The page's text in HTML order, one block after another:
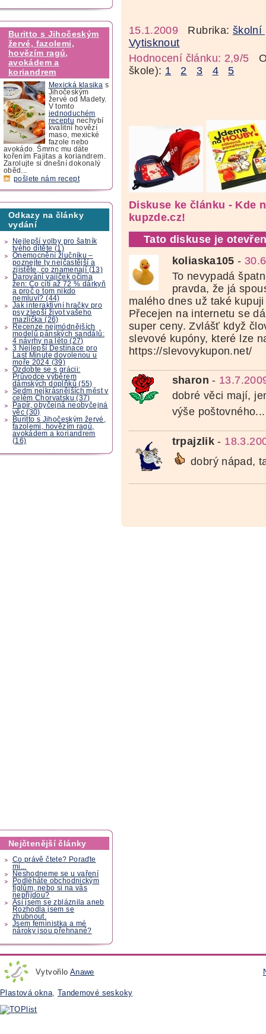
Buritto s Jihočeským
žervé, fazolemi,
hovězím ragú,
avokádem a
koriandrem
Mexická klasika s
Jihočeským
žervé od Madety.
V tomto
jednoduchém
receptu nechybí
kvalitní hovězí
maso, mexické
fazole nebo
avokádo. Šmrnc mu dáte
kořením Fajitas a koriandrem.
Zarolujte si dnešní dokonalý
oběd...
pošlete nám recept
Odkazy na články
vydání
Nejlepší volby pro šatník
tvého dítěte (1)
Onemocnění žlučníku –
poznejte ty nejčastější a
zjistěte, co znamenají (13)
Darování vajíček očima
žen: Co cítí až 72 % dárkyň
a proč o tom nikdo
nemluví? (44)
Jak interaktivní hračky pro
psy zlepší život vašeho
mazlíčka (26)
Recenze nejmódnějších
modelů pánských sandálů:
4 návrhy na léto (27)
3 Nejlepší Destinace pro
Last Minute dovolenou u
moře 2024 (39)
Ozdobte se s grácii:
Průvodce výběrem
dámských doplňků (55)
Sedm nejkrásnějších měst v
celém Chorvatsku (37)
Papír, obyčejná neobyčejná
věc (30)
Buritto s Jihočeským žervé,
fazolemi, hovězím ragú,
avokádem a koriandrem
(16)
Nejčtenější články
Co právě čtete? Poraďte
mi...
Neshodneme se u vaření
Podléháte obchodnickým
fíglům, nebo si na vás
nepřijdou?
Asi jsem se zbláznila aneb
Rozhodla jsem se
zhubnout.
Jsem feministka a mé
nároky jsou přehnané?
15.1.2009 Rubrika: školní
Vytisknout
Hodnocení článku: 2,9/5
škole): 1 2 3 4 5
Diskuse ke článku - Kde
kupzde.cz!
Tato diskuse je
koliaska105 -
To nevypadá
pravda, že já
malého dnes už také
Přecejen na internetu se
super ceny. Zvlášť když
slevové kupóny, které lze
https://slevovykupon.net/
sharon -
dobré věci mají,
výše
trpajzlik -
dobrý nápad,
Vytvořilo Anawe
Plastová okna, Tandemové seskoky